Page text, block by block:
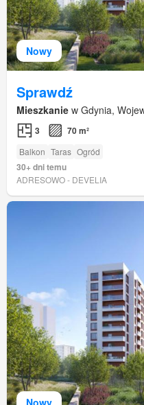
Nowy
Sprawdź
Mieszkanie w Gdynia,
3 70 m²
Balkon Taras Ogród
30+ dni temu
ADRESOWO - DEVELIA
Nowy